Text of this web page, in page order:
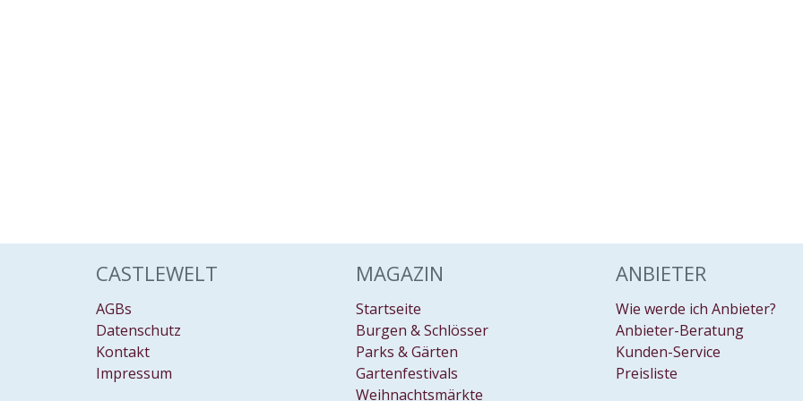
CASTLEWELT
AGBs
Datenschutz
Kontakt
Impressum
MAGAZIN
Startseite
Burgen & Schlösser
Parks & Gärten
Gartenfestivals
Weihnachtsmärkte
ANBIETER
Wie werde ich Anbieter?
Anbieter-Beratung
Kunden-Service
Preisliste